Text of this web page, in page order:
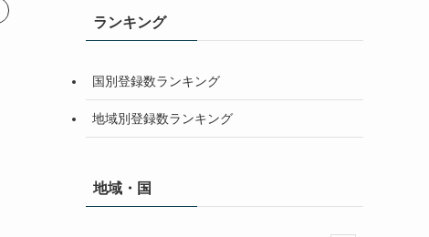
ランキング
国別登録数ランキング
地域別登録数ランキング
地域・国